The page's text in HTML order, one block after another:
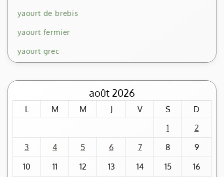
yaourt de brebis
yaourt fermier
yaourt grec
août 2026
L M M J V S
D
1
2
3
4 5 6 7 8
9
10
11 12 13 14 15
16